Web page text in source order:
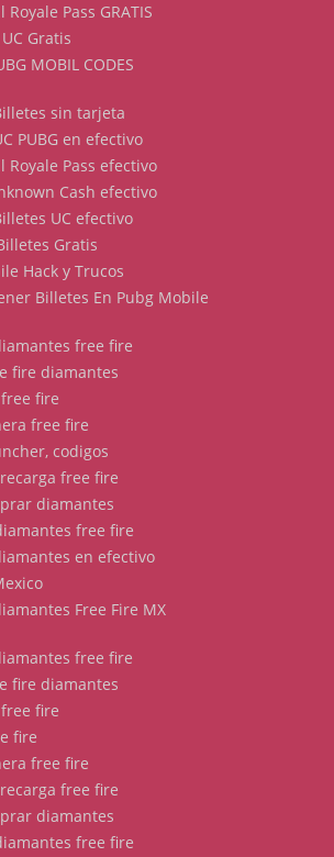
Royale Pass GRATIS
Gratis
MOBIL CODES
sin tarjeta
PUBG en efectivo
Royale Pass efectivo
Cash efectivo
UC efectivo
Gratis
Hack y Trucos
Billetes En Pubg Mobile
free fire
fire diamantes
fire
free fire
codigos
free fire
diamantes
free fire
en efectivo
Free Fire MX
free fire
fire diamantes
fire
fire
free fire
free fire
diamantes
free fire